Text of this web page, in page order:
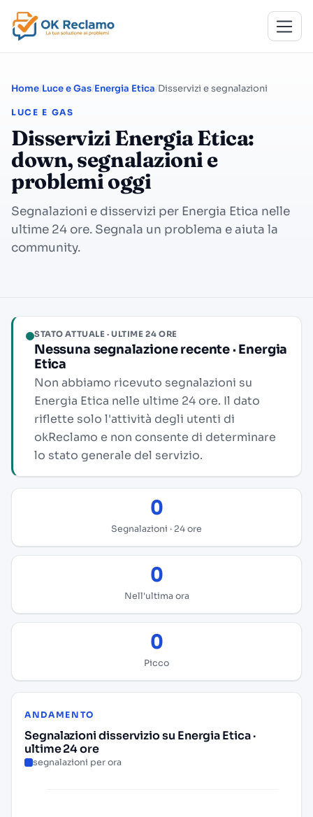
Home Luce e Gas Energia Etica Disservizi e segnalazioni
LUCE E GAS
Disservizi Energia Etica:
down, segnalazioni e
problemi oggi
Segnalazioni e disservizi per Energia Etica nelle
ultime 24 ore. Segnala un problema e aiuta la
community.
STATO ATTUALE · ULTIME 24 ORE
Nessuna segnalazione recente · Energia
Etica
Non abbiamo ricevuto segnalazioni su
Energia Etica nelle ultime 24 ore. Il dato
riflette solo l'attività degli utenti di
okReclamo e non consente di determinare
lo stato generale del servizio.
0
Segnalazioni · 24 ore
0
Nell'ultima ora
0
Picco
ANDAMENTO
Segnalazioni disservizio su Energia Etica ·
ultime 24 ore
segnalazioni per ora